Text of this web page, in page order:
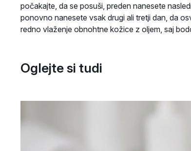
počakajte, da se posuši, preden nanesete
ponovno nanesete vsak drugi ali tretji dan, da
redno vlaženje obnohtne kožice z oljem, saj
Oglejte si tudi